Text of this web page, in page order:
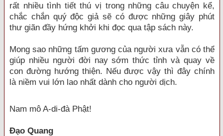
rất nhiều tình tiết thú vị trong những câu chuyện kể,
chắc chắn quý độc giả sẽ có được những giây phút
thư giãn đầy hứng khởi khi đọc qua tập sách này.
Mong sao những tấm gương của người xưa vẫn có thể
giúp nhiều người đời nay sớm thức tỉnh và quay về
con đường hướng thiện. Nếu được vậy thì đây chính
là niềm vui lớn lao nhất dành cho người dịch.
Nam mô A-di-đà Phật!
Đạo Quang